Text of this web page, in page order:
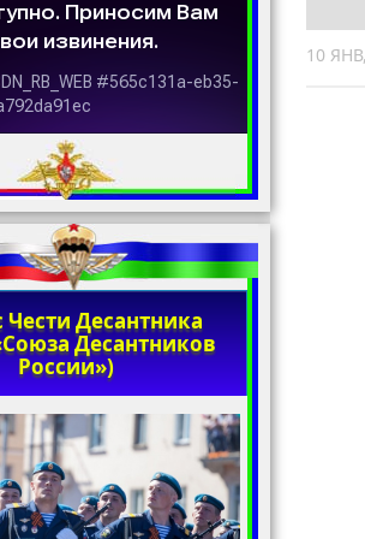
10
Чести Десантника
Десантников
России»)